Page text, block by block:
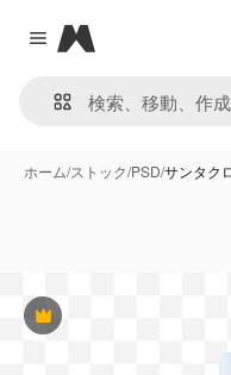
Close menu
Magnific
ホーム/ストック/PSD/サンタク
Premium